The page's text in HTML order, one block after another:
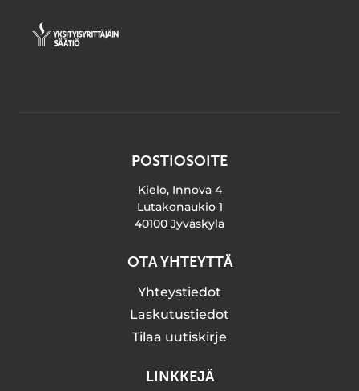
POSTIOSOITE
Kielo, Innova 4
Lutakonaukio 1
40100 Jyväskylä
OTA YHTEYTTÄ
Yhteystiedot
Laskutustiedot
Tilaa uutiskirje
LINKKEJÄ